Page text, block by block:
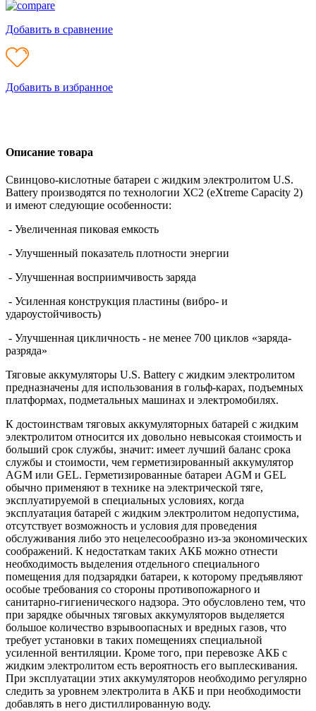
Добавить в сравнение
Добавить в избранное
Описание товара
Свинцово-кислотные батареи с жидким электролитом U.S.
Battery производятся по технологии ХС2 (eXtreme Capacity 2)
и имеют следующие особенности:
- Увеличенная пиковая емкость
- Улучшенный показатель плотности энергии
- Улучшенная восприимчивость заряда
- Усиленная конструкция пластины (вибро- и
удароустойчивость)
- Улучшенная цикличность - не менее 700 циклов «заряда-
разряда»
Тяговые аккумуляторы U.S. Battery с жидким электролитом
предназначены для использования в гольф-карах, подъемных
платформах, подметальных машинах и электромобилях.
К достоинствам тяговых аккумуляторных батарей с жидким
электролитом относится их довольно невысокая стоимость и
больший срок службы, значит: имеет лучший баланс срока
службы и стоимости, чем герметизированный аккумулятор
AGM или GEL. Герметизированные батареи AGM и GEL
обычно применяют в технике на электрической тяге,
эксплуатируемой в специальных условиях, когда
эксплуатация батарей с жидким электролитом недопустима,
отсутствует возможность и условия для проведения
обслуживания либо это нецелесообразно из-за экономических
соображений. К недостаткам таких АКБ можно отнести
необходимость выделения отдельного специального
помещения для подзарядки батареи, к которому предъявляют
особые требования со стороны противопожарного и
санитарно-гигиенического надзора. Это обусловлено тем, что
при зарядке обычных тяговых аккумуляторов выделяется
большое количество взрывоопасных и вредных газов, что
требует установки в таких помещениях специальной
усиленной вентиляции. Кроме того, при перевозке АКБ с
жидким электролитом есть вероятность его выплескивания.
При эксплуатации этих аккумуляторов необходимо регулярно
следить за уровнем электролита в АКБ и при необходимости
добавлять в него дистиллированную воду.